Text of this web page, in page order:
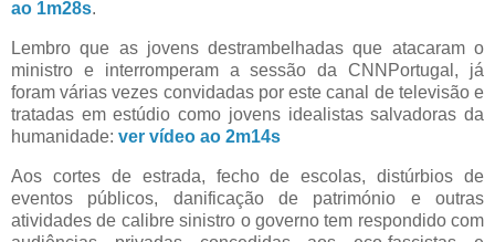
ao 1m28s.
Lembro que as jovens destrambelhadas que atacaram o
ministro e interromperam a sessão da CNNPortugal, já
foram várias vezes convidadas por este canal de televisão e
tratadas em estúdio como jovens idealistas salvadoras da
humanidade: ver vídeo ao 2m14s
Aos cortes de estrada, fecho de escolas, distúrbios de
eventos públicos, danificação de património e outras
atividades de calibre sinistro o governo tem respondido com